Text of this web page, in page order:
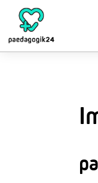
Inhalt
springen